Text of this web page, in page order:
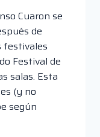
Cuaron se
de
festivales
Festival de
salas. Esta
(y no
según